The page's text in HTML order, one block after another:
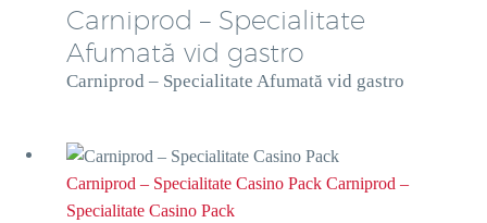
Carniprod – Specialitate
Afumată vid gastro
Carniprod – Specialitate Afumată vid gastro
Carniprod – Specialitate Casino Pack Carniprod –
Specialitate Casino Pack